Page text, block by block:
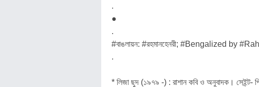
.
●
.
#বাঙলায়ন: #রহমানহেনরী; #Bengalized by
.
* লিজা ছুদ (১৯৭৯ -) : রাশান কবি ও অনুবাদক। সেইন্ট-